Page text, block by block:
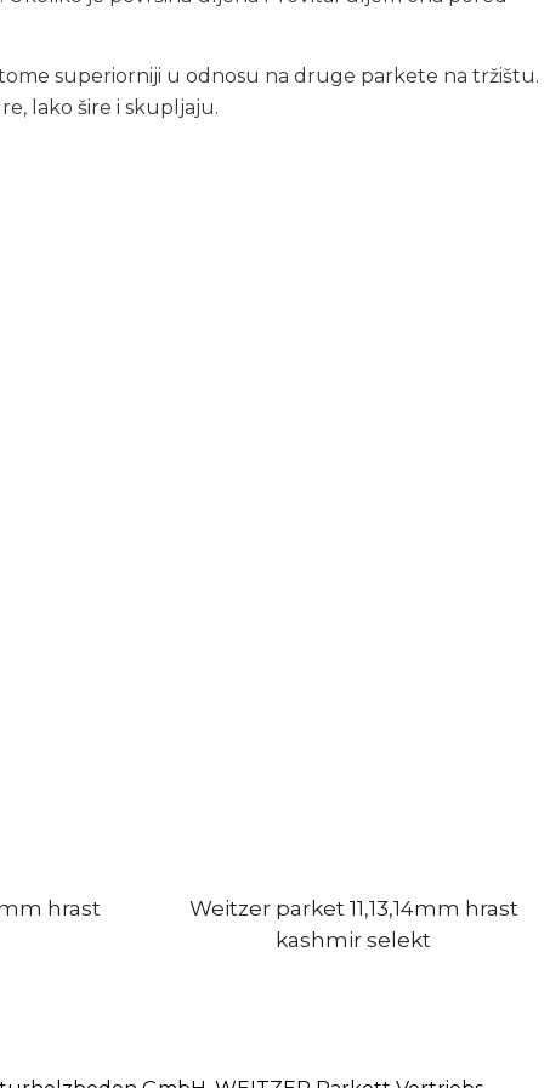
superiorniji u odnosu na druge parkete na tržištu.
lako šire i skupljaju.
hrast
Weitzer parket 11,13,14mm hrast
kashmir selekt